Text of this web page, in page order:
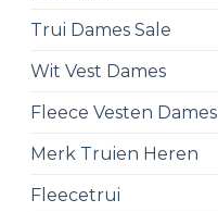
Trui Dames Sale
Wit Vest Dames
Fleece Vesten Dames
Merk Truien Heren
Fleecetrui